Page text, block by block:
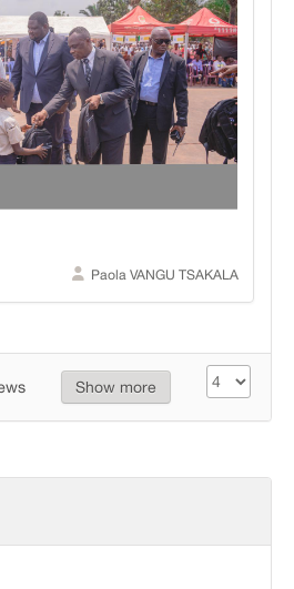
Paola VANGU TSAKALA
Show more